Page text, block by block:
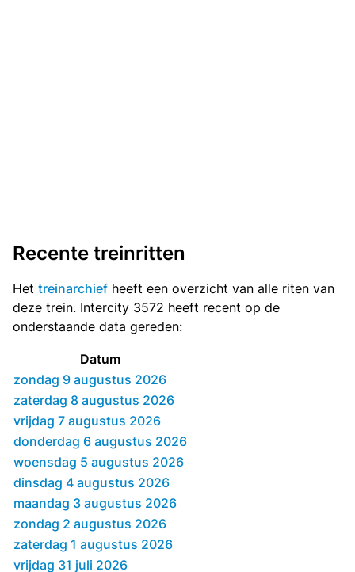
Recente treinritten
Het treinarchief heeft een overzicht van alle riten van
deze trein. Intercity 3572 heeft recent op de
onderstaande data gereden:
Datum
zondag 9 augustus 2026
zaterdag 8 augustus 2026
vrijdag 7 augustus 2026
donderdag 6 augustus 2026
woensdag 5 augustus 2026
dinsdag 4 augustus 2026
maandag 3 augustus 2026
zondag 2 augustus 2026
zaterdag 1 augustus 2026
vrijdag 31 juli 2026